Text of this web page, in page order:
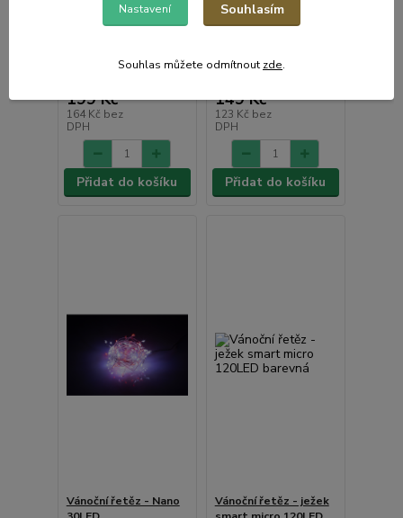
Vánoční řetěz - Nano
240LED teplá bílá
199 Kč
164 Kč bez
DPH
Skladem e-shop, méně
Přidat do košíku
Vánoční řetěz - Nano
kuličky 10LED barevná
149 Kč
123 Kč bez
DPH
odešleme do 2-3
prac.dnů
Přidat do košíku
Vánoční řetěz - Nano
Vánoční řetěz - ježek
Nastavení Souhlasím
Souhlas můžete odmítnout zde.